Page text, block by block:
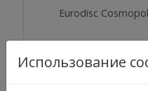
Eurodisc
Использование